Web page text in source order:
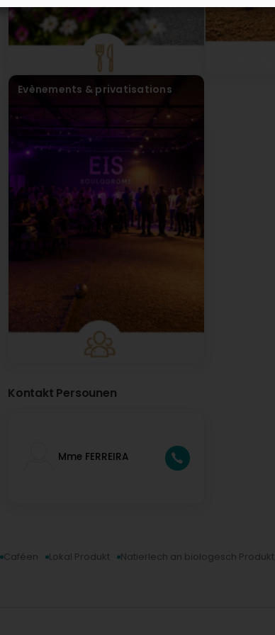
Evènements & privatisations
Kontakt Persounen
Mme FERREIRA
Caféen Lokal Produkt Natierlech an biologesch Produkt